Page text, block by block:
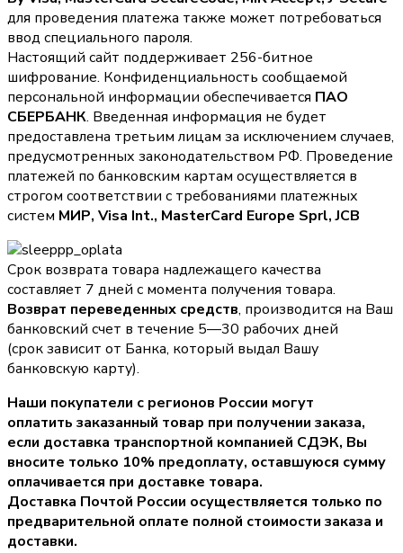
для проведения платежа также может потребоваться
ввод специального пароля.
Настоящий сайт поддерживает 256-битное
шифрование. Конфиденциальность сообщаемой
персональной информации обеспечивается ПАО
СБЕРБАНК. Введенная информация не будет
предоставлена третьим лицам за исключением случаев,
предусмотренных законодательством РФ. Проведение
платежей по банковским картам осуществляется в
строгом соответствии с требованиями платежных
систем МИР, Visa Int., MasterCard Europe Sprl, JCB
Срок возврата товара надлежащего качества
составляет 7 дней с момента получения товара.
Возврат переведенных средств, производится на Ваш
банковский счет в течение 5—30 рабочих дней
(срок зависит от Банка, который выдал Вашу
банковскую карту).
Наши покупатели с регионов России могут
оплатить заказанный товар при получении заказа,
если доставка транспортной компанией СДЭК, Вы
вносите только 10% предоплату, оставшуюся сумму
оплачивается при доставке товара.
Доставка Почтой России осуществляется только по
предварительной оплате полной стоимости заказа и
доставки.